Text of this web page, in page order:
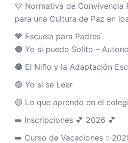
💛 Normativa de Convivencia
para una Cultura de Paz en
💙 Escuela para Padres
🔴 Yo si puedo Solito –
🔵 El Niño y la Adaptación
🟢 Yo si se Leer
🟣 Lo que aprendo en el
➡️ Inscripciones 💕 2026 💕
➡️ Curso de Vacaciones